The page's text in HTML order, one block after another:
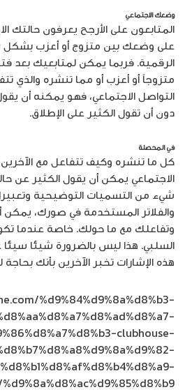
وضعك الاجتماعي
المتابعون على الأرجح يعرفون حالتك
على وضعك بين متزوج أو أعزب
الرقمية. فربما يمكن لمتابعيك بعد
متزوجاً أو أعزب أو مما تنشره والذي
التواصل الاجتماعي، فهو يمكنه أن
دون أن تقول الكثير على الإطلاق.
في المحصلة
كل ما تنشره وكيف تتفاعل مع
الاجتماعي يمكن أن يقول الكثير عن
شيء من التسميات التوضيحية
والفلاتر المستخدمة في صورك، يمكن
وتفاعلك مع ما حولك. خاصة عندما
السلبي. هذا ليس بالضرورة شيئا
هذه الإشارات تخبر الآخرين بأنك
%d9%84%d9%8a%d8%b3-
clubhouse-
%d9%8a%d8%ac%d9%85%d8%b9/